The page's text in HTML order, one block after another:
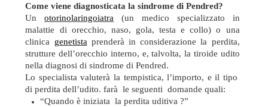
Come viene diagnosticata la sindrome di Pendred?
Unotorinolaringoiatra (un medico specializzato in
malattie di orecchio, naso, gola, testa e collo) o una
clinica genetistaprenderà in considerazione la perdita,
strutture dell’orecchio interno, e, talvolta, la tiroide udito
nella diagnosi di sindrome di Pendred.
Lo specialista valuterà la tempistica, l’importo, e il tipo
di perdita dell’udito. farà le seguenti domande quali:
“Quando è iniziata la perdita uditiva ?”